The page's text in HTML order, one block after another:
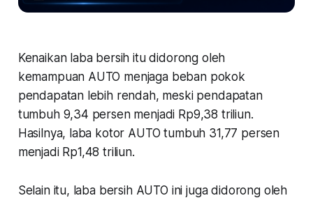
Kenaikan laba bersih itu didorong oleh
kemampuan AUTO menjaga beban pokok
pendapatan lebih rendah, meski pendapatan
tumbuh 9,34 persen menjadi Rp9,38 triliun.
Hasilnya, laba kotor AUTO tumbuh 31,77 persen
menjadi Rp1,48 triliun.
Selain itu, laba bersih AUTO ini juga didorong oleh